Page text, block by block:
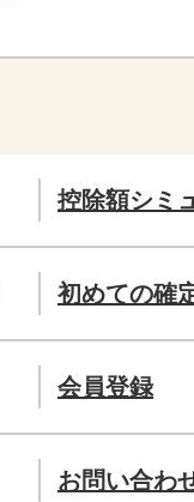
控除額シミ
初めての確
会員登録
お問い合わ